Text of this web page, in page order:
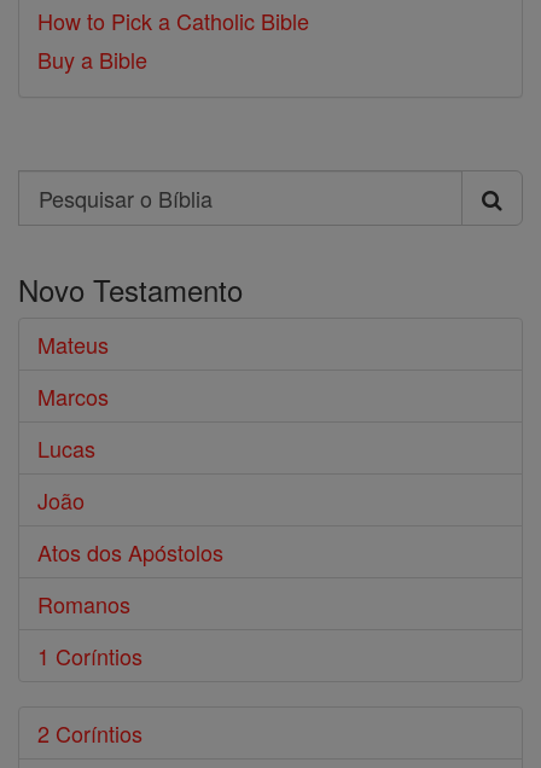
How to Pick a Catholic Bible
Buy a Bible
Search
Pesquisar
Bíblia
Novo Testamento
Mateus
Marcos
Lucas
João
Atos dos Apóstolos
Romanos
1 Coríntios
2 Coríntios